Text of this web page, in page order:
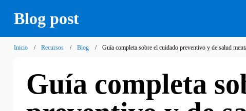
Blog post
Inicio Recursos Blog Guía completa sobre el cuidado preventivo y de salud
Guía completa